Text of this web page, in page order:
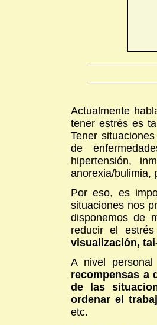
Actualmente
tener estrés es
Tener
de
hipertensión,
anorexia/bulimia,
Por eso, es
situaciones nos
disponemos de
reducir el
visualización,
A nivel
recompensas a
de las
ordenar el
etc.